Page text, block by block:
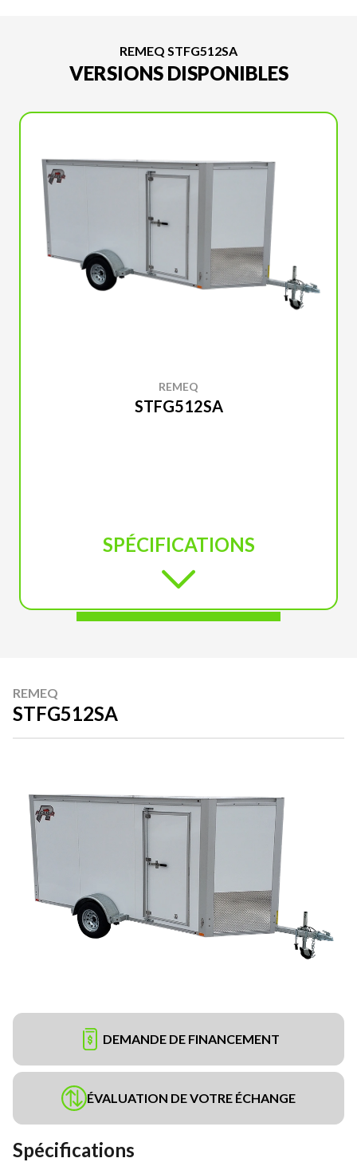
REMEQ STFG512SA
VERSIONS DISPONIBLES
REMEQ
STFG512SA
SPÉCIFICATIONS
REMEQ
STFG512SA
DEMANDE DE FINANCEMENT
ÉVALUATION DE VOTRE ÉCHANGE
Spécifications